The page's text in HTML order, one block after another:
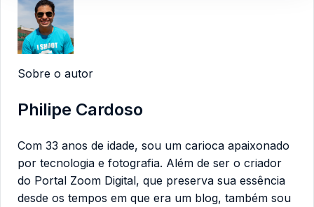
Sobre o autor
Philipe Cardoso
Com 33 anos de idade, sou um carioca apaixonado
por tecnologia e fotografia. Além de ser o criador
do Portal Zoom Digital, que preserva sua essência
desde os tempos em que era um blog, também sou